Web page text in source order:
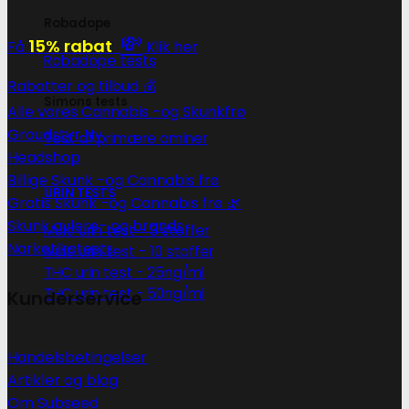
Robadope tests
Test af primære aminer
URIN TESTS
Multi urin test - 3 stoffer
Multi urin test - 10 stoffer
THC urin test - 25ng/ml
THC urin test - 50ng/ml
Få 15% rabat 💸 Klik her
Rabatter og tilbud 💰
Alle vores Cannabis -og Skunkfrø
Groudstyr
Headshop
Billige Skunk -og Cannabis frø
Gratis Skunk -og Cannabis frø 🌿
Skunk avlere- og brands
Narkotikatests
Kunderservice
Handelsbetingelser
Artikler og blog
Om Subseed